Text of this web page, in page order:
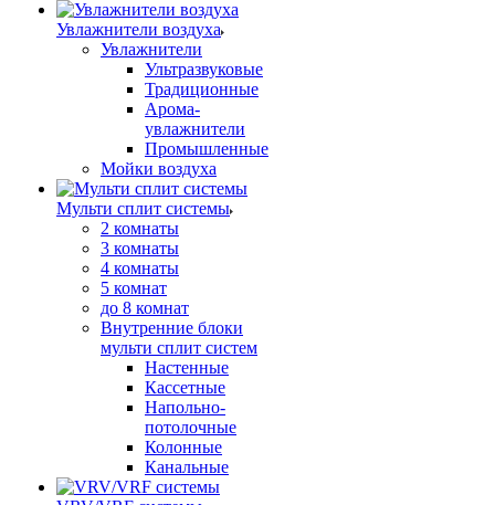
Увлажнители воздуха
Увлажнители
Ультразвуковые
Традиционные
Арома-
увлажнители
Промышленные
Мойки воздуха
Мульти сплит системы
2 комнаты
3 комнаты
4 комнаты
5 комнат
до 8 комнат
Внутренние блоки
мульти сплит систем
Настенные
Кассетные
Напольно-
потолочные
Колонные
Канальные